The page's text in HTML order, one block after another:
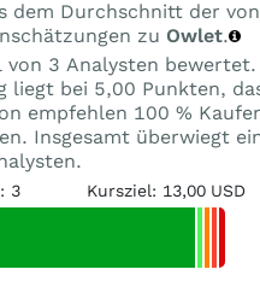
dem Durchschnitt der von
zu Owlet.
3 Analysten bewertet.
liegt bei 5,00 Punkten,
empfehlen 100 %
Insgesamt überwiegt
3 Kursziel: 13,00 USD